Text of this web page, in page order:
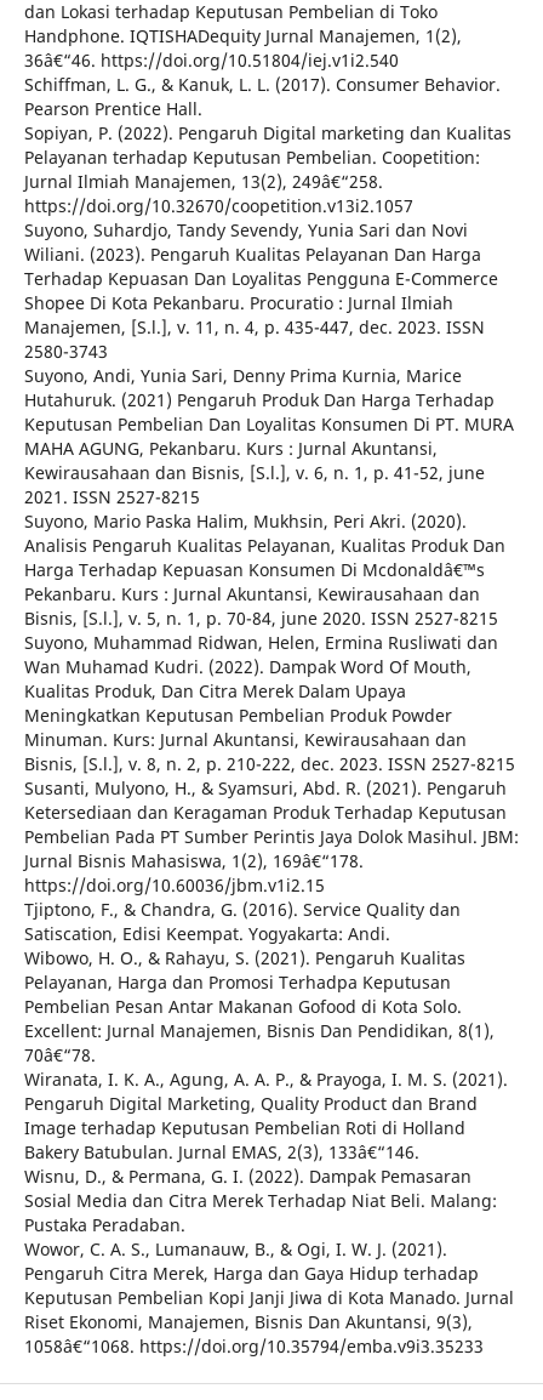
dan Lokasi terhadap Keputusan Pembelian di Toko
Handphone. IQTISHADequity Jurnal Manajemen, 1(2),
36â€“46. https://doi.org/10.51804/iej.v1i2.540
Schiffman, L. G., & Kanuk, L. L. (2017). Consumer Behavior.
Pearson Prentice Hall.
Sopiyan, P. (2022). Pengaruh Digital marketing dan Kualitas
Pelayanan terhadap Keputusan Pembelian. Coopetition:
Jurnal Ilmiah Manajemen, 13(2), 249â€“258.
https://doi.org/10.32670/coopetition.v13i2.1057
Suyono, Suhardjo, Tandy Sevendy, Yunia Sari dan Novi
Wiliani. (2023). Pengaruh Kualitas Pelayanan Dan Harga
Terhadap Kepuasan Dan Loyalitas Pengguna E-Commerce
Shopee Di Kota Pekanbaru. Procuratio : Jurnal Ilmiah
Manajemen, [S.l.], v. 11, n. 4, p. 435-447, dec. 2023. ISSN
2580-3743
Suyono, Andi, Yunia Sari, Denny Prima Kurnia, Marice
Hutahuruk. (2021) Pengaruh Produk Dan Harga Terhadap
Keputusan Pembelian Dan Loyalitas Konsumen Di PT. MURA
MAHA AGUNG, Pekanbaru. Kurs : Jurnal Akuntansi,
Kewirausahaan dan Bisnis, [S.l.], v. 6, n. 1, p. 41-52, june
2021. ISSN 2527-8215
Suyono, Mario Paska Halim, Mukhsin, Peri Akri. (2020).
Analisis Pengaruh Kualitas Pelayanan, Kualitas Produk Dan
Harga Terhadap Kepuasan Konsumen Di Mcdonaldâ€™s
Pekanbaru. Kurs : Jurnal Akuntansi, Kewirausahaan dan
Bisnis, [S.l.], v. 5, n. 1, p. 70-84, june 2020. ISSN 2527-8215
Suyono, Muhammad Ridwan, Helen, Ermina Rusliwati dan
Wan Muhamad Kudri. (2022). Dampak Word Of Mouth,
Kualitas Produk, Dan Citra Merek Dalam Upaya
Meningkatkan Keputusan Pembelian Produk Powder
Minuman. Kurs: Jurnal Akuntansi, Kewirausahaan dan
Bisnis, [S.l.], v. 8, n. 2, p. 210-222, dec. 2023. ISSN 2527-8215
Susanti, Mulyono, H., & Syamsuri, Abd. R. (2021). Pengaruh
Ketersediaan dan Keragaman Produk Terhadap Keputusan
Pembelian Pada PT Sumber Perintis Jaya Dolok Masihul. JBM:
Jurnal Bisnis Mahasiswa, 1(2), 169â€“178.
https://doi.org/10.60036/jbm.v1i2.15
Tjiptono, F., & Chandra, G. (2016). Service Quality dan
Satiscation, Edisi Keempat. Yogyakarta: Andi.
Wibowo, H. O., & Rahayu, S. (2021). Pengaruh Kualitas
Pelayanan, Harga dan Promosi Terhadpa Keputusan
Pembelian Pesan Antar Makanan Gofood di Kota Solo.
Excellent: Jurnal Manajemen, Bisnis Dan Pendidikan, 8(1),
70â€“78.
Wiranata, I. K. A., Agung, A. A. P., & Prayoga, I. M. S. (2021).
Pengaruh Digital Marketing, Quality Product dan Brand
Image terhadap Keputusan Pembelian Roti di Holland
Bakery Batubulan. Jurnal EMAS, 2(3), 133â€“146.
Wisnu, D., & Permana, G. I. (2022). Dampak Pemasaran
Sosial Media dan Citra Merek Terhadap Niat Beli. Malang:
Pustaka Peradaban.
Wowor, C. A. S., Lumanauw, B., & Ogi, I. W. J. (2021).
Pengaruh Citra Merek, Harga dan Gaya Hidup terhadap
Keputusan Pembelian Kopi Janji Jiwa di Kota Manado. Jurnal
Riset Ekonomi, Manajemen, Bisnis Dan Akuntansi, 9(3),
1058â€“1068. https://doi.org/10.35794/emba.v9i3.35233